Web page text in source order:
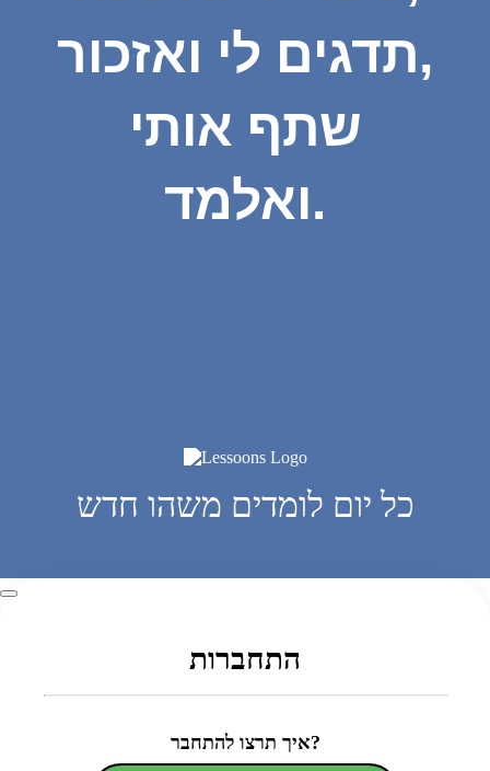
תדגים לי ואזכור,
שתף אותי
ואלמד.
כל יום לומדים משהו חדש
התחברות
איך תרצו להתחבר?